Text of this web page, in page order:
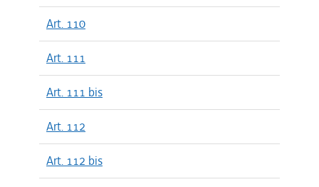
Art. 110
Art. 111
Art. 111 bis
Art. 112
Art. 112 bis